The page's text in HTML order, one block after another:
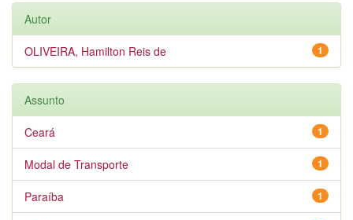
Autor
1
OLIVEIRA, Hamilton Reis de
Assunto
1
Ceará
1
Modal de Transporte
1
Paraíba